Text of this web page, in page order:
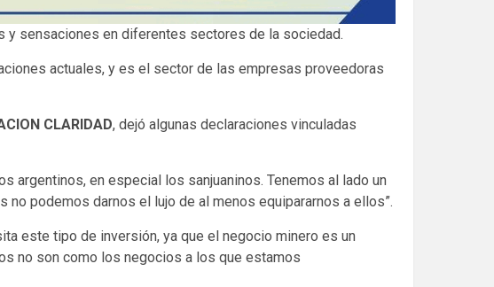
y sensaciones en diferentes sectores de la sociedad.
actuales, y es el sector de las empresas proveedoras
CLARIDAD, dejó algunas declaraciones vinculadas
argentinos, en especial los sanjuaninos. Tenemos al lado un
podemos darnos el lujo de al menos equipararnos a ellos”.
este tipo de inversión, ya que el negocio minero es un
no son como los negocios a los que estamos